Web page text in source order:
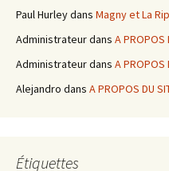
Paul Hurleydans Magny et La
Administrateurdans A PROPOS
Administrateurdans A PROPOS
Alejandro dans A PROPOS DU
Étiquettes